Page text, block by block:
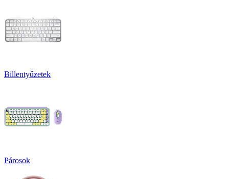
Billentyűzetek
Párosok